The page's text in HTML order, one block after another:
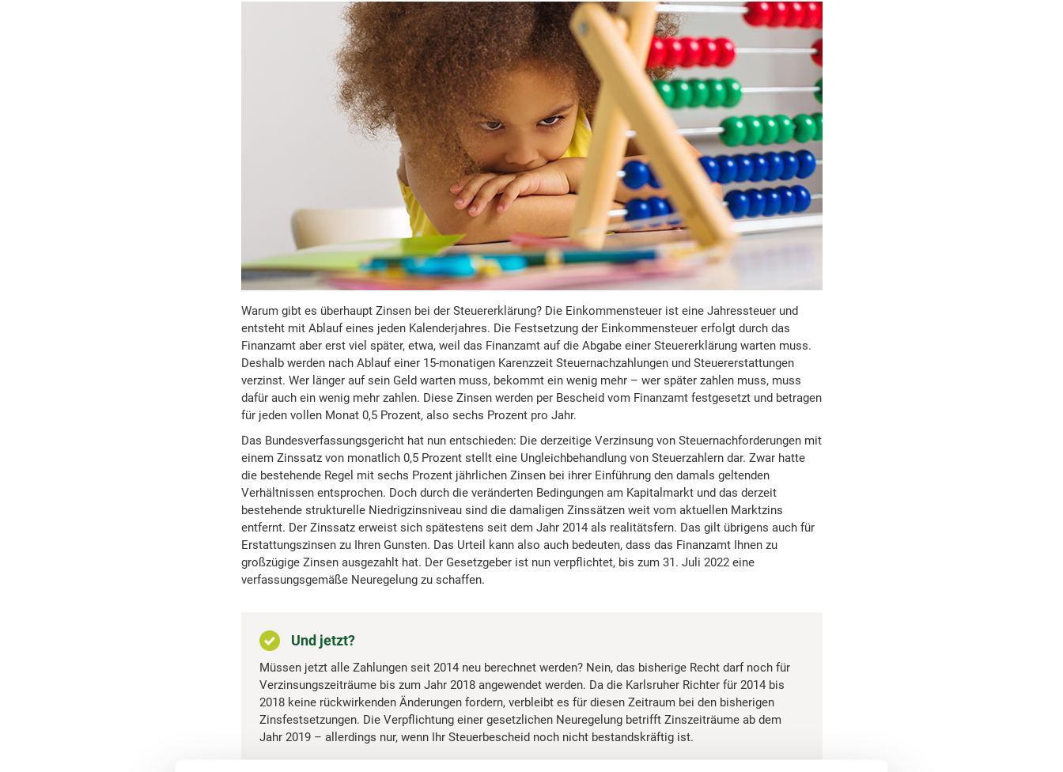
Warum gibt es überhaupt Zinsen bei der Steuererklärung? Die Einkommensteuer ist eine Jahressteuer und
entsteht mit Ablauf eines jeden Kalenderjahres. Die Festsetzung der Einkommensteuer erfolgt durch das
Finanzamt aber erst viel später, etwa, weil das Finanzamt auf die Abgabe einer Steuererklärung warten muss.
Deshalb werden nach Ablauf einer 15-monatigen Karenzzeit Steuernachzahlungen und Steuererstattungen
verzinst. Wer länger auf sein Geld warten muss, bekommt ein wenig mehr – wer später zahlen muss, muss
dafür auch ein wenig mehr zahlen. Diese Zinsen werden per Bescheid vom Finanzamt festgesetzt und betragen
für jeden vollen Monat 0,5 Prozent, also sechs Prozent pro Jahr.
Das Bundesverfassungsgericht hat nun entschieden: Die derzeitige Verzinsung von Steuernachforderungen mit
einem Zinssatz von monatlich 0,5 Prozent stellt eine Ungleichbehandlung von Steuerzahlern dar. Zwar hatte
die bestehende Regel mit sechs Prozent jährlichen Zinsen bei ihrer Einführung den damals geltenden
Verhältnissen entsprochen. Doch durch die veränderten Bedingungen am Kapitalmarkt und das derzeit
bestehende strukturelle Niedrigzinsniveau sind die damaligen Zinssätzen weit vom aktuellen Marktzins
entfernt. Der Zinssatz erweist sich spätestens seit dem Jahr 2014 als realitätsfern. Das gilt übrigens auch für
Erstattungszinsen zu Ihren Gunsten. Das Urteil kann also auch bedeuten, dass das Finanzamt Ihnen zu
großzügige Zinsen ausgezahlt hat. Der Gesetzgeber ist nun verpflichtet, bis zum 31. Juli 2022 eine
verfassungsgemäße Neuregelung zu schaffen.
Und jetzt?
Müssen jetzt alle Zahlungen seit 2014 neu berechnet werden? Nein, das bisherige Recht darf noch für
Verzinsungszeiträume bis zum Jahr 2018 angewendet werden. Da die Karlsruher Richter für 2014 bis
2018 keine rückwirkenden Änderungen fordern, verbleibt es für diesen Zeitraum bei den bisherigen
Zinsfestsetzungen. Die Verpflichtung einer gesetzlichen Neuregelung betrifft Zinszeiträume ab dem
Jahr 2019 – allerdings nur, wenn Ihr Steuerbescheid noch nicht bestandskräftig ist.